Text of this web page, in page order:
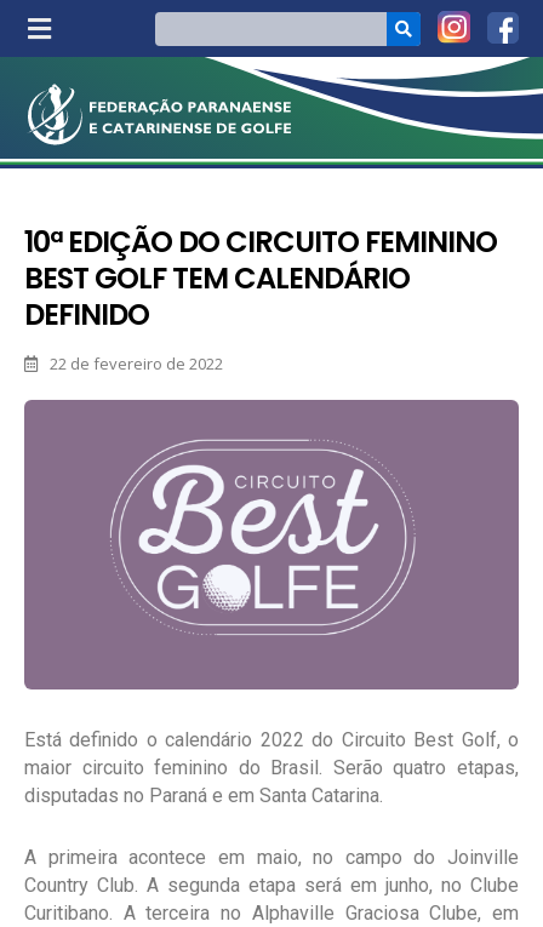
10ª EDIÇÃO DO CIRCUITO FEMININO
BEST GOLF TEM CALENDÁRIO
DEFINIDO
22 de fevereiro de 2022
Está definido o calendário 2022 do Circuito Best Golf, o
maior circuito feminino do Brasil. Serão quatro etapas,
disputadas no Paraná e em Santa Catarina.
A primeira acontece em maio, no campo do Joinville
Country Club. A segunda etapa será em junho, no Clube
Curitibano. A terceira no Alphaville Graciosa Clube, em